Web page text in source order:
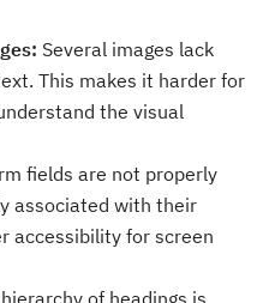
Several images lack
This makes it harder for
the visual
fields are not properly
associated with their
accessibility for screen
of headings is